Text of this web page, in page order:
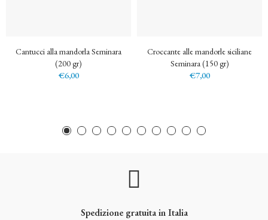
Cantucci alla mandorla Seminara
(200 gr)
€6,00
Croccante alle mandorle siciliane
Seminara (150 gr)
€7,00
Spedizione gratuita in Italia